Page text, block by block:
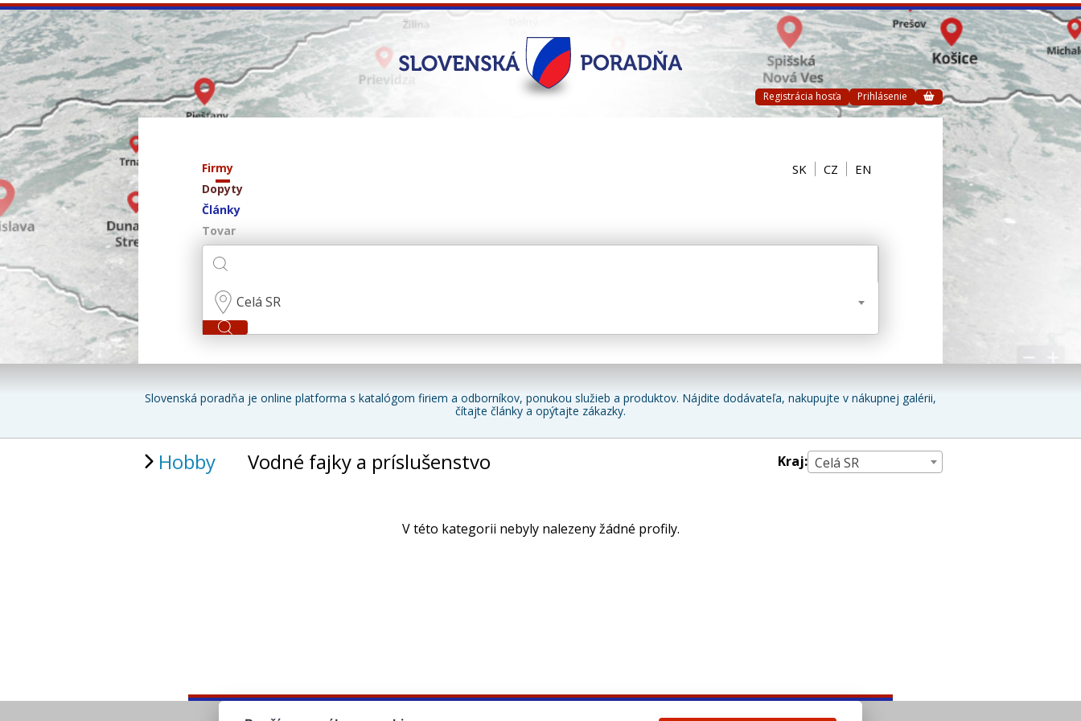
Registrácia hosťa Prihlásenie
Firmy
Dopyty
Články
Tovar
SK CZ EN
Celá SR
Slovenská poradňa je online platforma s katalógom firiem a odborníkov, ponukou služieb a produktov. Nájdite dodávateľa, nakupujte v nákupnej galérii,
čítajte články a opýtajte zákazky.
Hobby Vodné fajky a príslušenstvo Kraj: Celá SR
V této kategorii nebyly nalezeny žádné profily.